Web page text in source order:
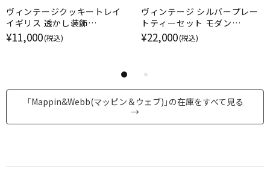
ヴィンテージクッキートレイ
イギリス 透かし装飾
MAPPIN&WEBB PRINCES
PLATE
¥11,000(税込)
ヴィンテージ シルバープレー
トティーセット モダン
Mappin&webb ティーポット
¥22,000(税込)
「Mappin&Webb(マッピン＆ウェブ)」の在庫をすべて見る
→